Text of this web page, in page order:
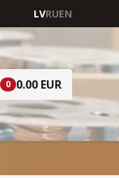
LVRUEN
0 0.00 EUR